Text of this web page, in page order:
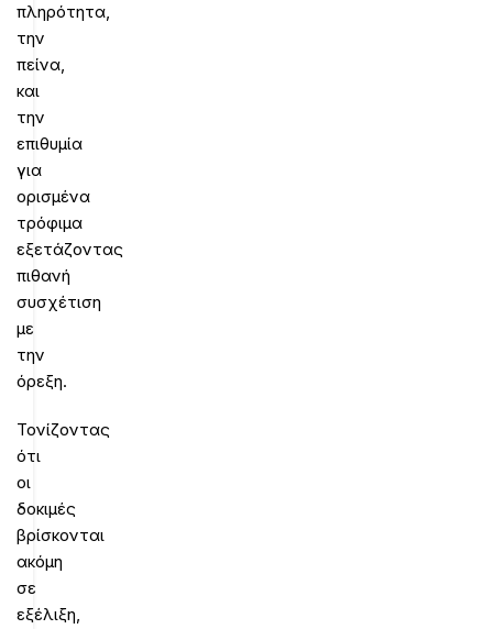
πληρότητα,
την
πείνα,
και
την
επιθυμία
για
ορισμένα
τρόφιμα
εξετάζοντας
πιθανή
συσχέτιση
με
την
όρεξη.
Τονίζοντας
ότι
οι
δοκιμές
βρίσκονται
ακόμη
σε
εξέλιξη,